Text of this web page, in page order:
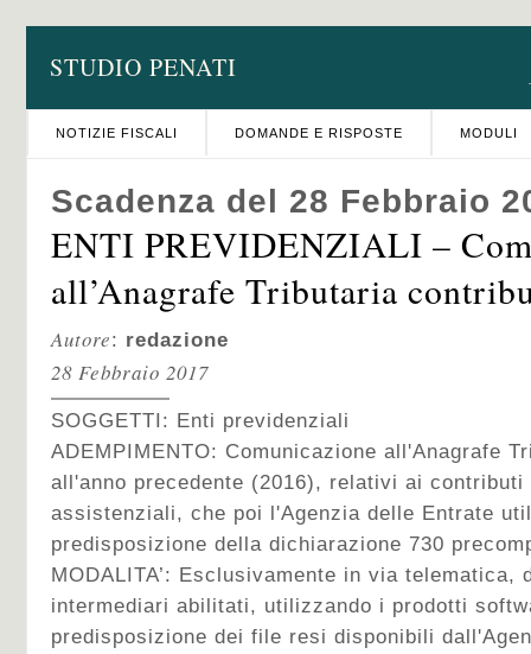
STUDIO PENATI
NOTIZIE FISCALI DOMANDE E RISPOSTE MODULI
Scadenza del 28 Febbraio
ENTI PREVIDENZIALI –
all’Anagrafe Tributaria
Autore: redazione
28 Febbraio 2017
SOGGETTI: Enti previdenziali
ADEMPIMENTO: Comunicazione all'Anagrafe
all'anno precedente (2016), relativi ai
assistenziali, che poi l'Agenzia delle Entrate
predisposizione della dichiarazione 730
MODALITA’: Esclusivamente in via telematica,
intermediari abilitati, utilizzando i prodotti
predisposizione dei file resi disponibili